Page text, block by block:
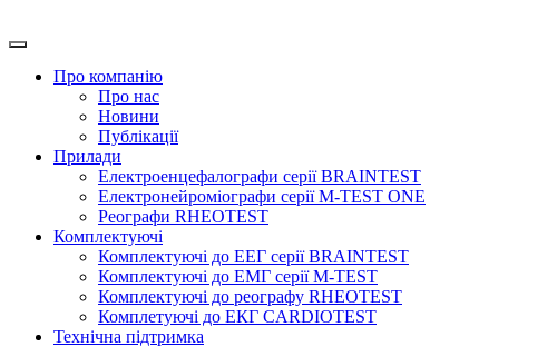
до
Про компанію
Про нас
Новини
Публікації
Прилади
Електроенцефалографи серії BRAINTEST
Електронейроміографи серії M-TEST ONE
Реографи RHEOTEST
Комплектуючі
Комплектуючі до ЕЕГ серії BRAINTEST
Комплектуючі до ЕМГ серії M-TEST
Комплектуючі до реографу RHEOTEST
Комплетуючі до ЕКГ CARDIOTEST
Технічна підтримка